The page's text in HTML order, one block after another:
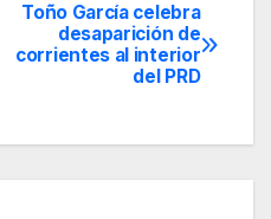
Toño García celebra
desaparición de
corrientes al interior
del PRD